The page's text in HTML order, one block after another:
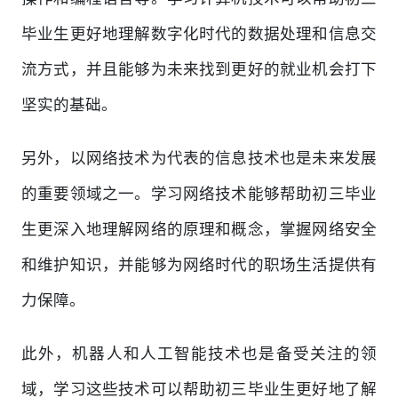
毕业生更好地理解数字化时代的数据处理和信息交
流方式，并且能够为未来找到更好的就业机会打下
坚实的基础。
另外，以网络技术为代表的信息技术也是未来发展
的重要领域之一。学习网络技术能够帮助初三毕业
生更深入地理解网络的原理和概念，掌握网络安全
和维护知识，并能够为网络时代的职场生活提供有
力保障。
此外，机器人和人工智能技术也是备受关注的领
域，学习这些技术可以帮助初三毕业生更好地了解